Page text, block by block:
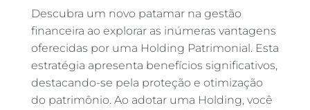
Descubra um novo patamar na gestão
financeira ao explorar as inúmeras vantagens
oferecidas por uma Holding Patrimonial. Esta
estratégia apresenta benefícios significativos,
destacando-se pela proteção e otimização
do patrimônio. Ao adotar uma Holding, você